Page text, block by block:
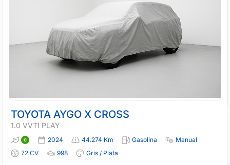
TOYOTA AYGO X CROSS
1.0 VVTI PLAY
2024 44.274 Km Gasolina
Manual
72 CV
998
Gris / Plata